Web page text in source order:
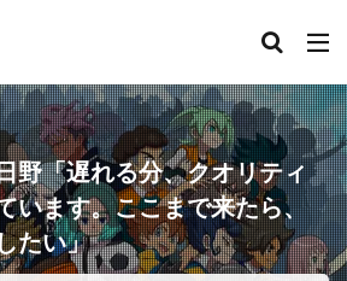
野「遅れる分、クオリティ
います。ここまで来たら、
たい」